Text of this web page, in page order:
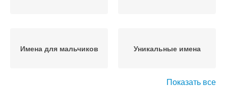
Имена для мальчиков Уникальные имена
Показать все